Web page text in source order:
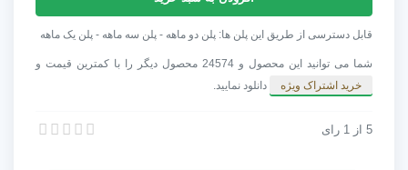
بی
کلام
مخصوص
تیزر
قابل دسترسی از طریق این پلن ها: پلن دو ماهه - پلن سه ماهه - پلن یک ماهه
شما می توانید این محصول و 24574 محصول دیگر را با کمترین قیمت و
خرید اشتراک ویژه
دانلود نمایید.
آهنگ بی کلام اکشن مخصوص تیزر Agressive Stomps
5 از 1 رای